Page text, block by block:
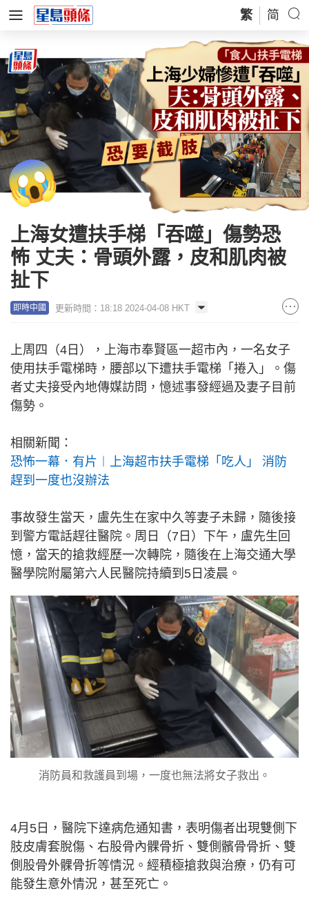
繁 简
上海女遭扶手梯「吞噬」傷勢恐
怖 丈夫：骨頭外露，皮和肌肉被
扯下
即時中國 更新時間：18:18 2024-04-08 HKT
上周四（4日），上海市奉賢區一超市內，一名女子
使用扶手電梯時，腰部以下遭扶手電梯「捲入」。傷
者丈夫接受內地傳媒訪問，憶述事發經過及妻子目前
傷勢。
相關新聞：
恐怖一幕．有片︱上海超市扶手電梯「吃人」 消防
趕到一度也沒辦法
事故發生當天，盧先生在家中久等妻子未歸，隨後接
到警方電話趕往醫院。周日（7日）下午，盧先生回
憶，當天的搶救經歷一次轉院，隨後在上海交通大學
醫學院附屬第六人民醫院持續到5日凌晨。
消防員和救護員到場，一度也無法將女子救出。
4月5日，醫院下達病危通知書，表明傷者出現雙側下
肢皮膚套脫傷、右股骨內髁骨折、雙側髕骨骨折、雙
側股骨外髁骨折等情況。經積極搶救與治療，仍有可
能發生意外情況，甚至死亡。